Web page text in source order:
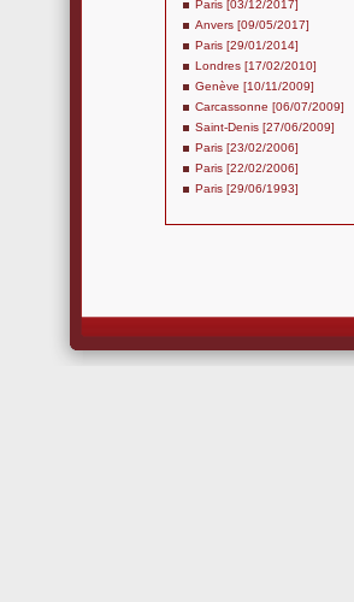
Paris [03/12/2017]
Anvers [09/05/2017]
Paris [29/01/2014]
Londres [17/02/2010]
Genève [10/11/2009]
Carcassonne [06/07/2009]
Saint-Denis [27/06/2009]
Paris [23/02/2006]
Paris [22/02/2006]
Paris [29/06/1993]